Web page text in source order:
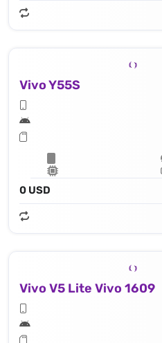
Vivo Y55S
0 USD
Vivo V5 Lite Vivo 1609